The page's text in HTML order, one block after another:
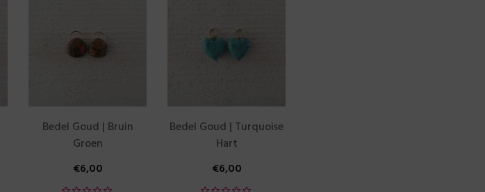
Bedel Goud | Bruin
Groen
€6,00
Bedel Goud | Turquoise
Hart
€6,00